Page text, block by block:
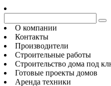
О компании
Контакты
Производители
Строительные работы
Строительство дома под
Готовые проекты домов
Аренда техники